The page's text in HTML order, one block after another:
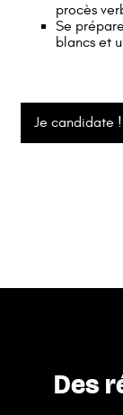
procès
Se
blancs et
Je candidate !
Des